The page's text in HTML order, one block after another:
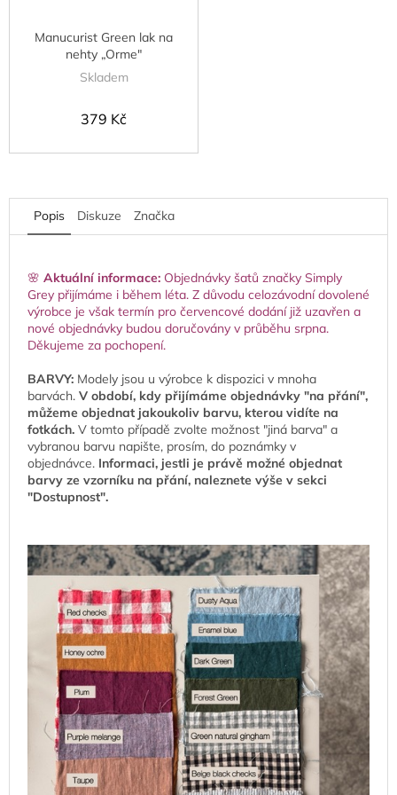
Manucurist Green lak na
nehty „Orme"
Skladem
379 Kč
Popis Diskuze Značka
🌸 Aktuální informace: Objednávky šatů značky Simply
Grey přijímáme i během léta. Z důvodu celozávodní dovolené
výrobce je však termín pro červencové dodání již uzavřen a
nové objednávky budou doručovány v průběhu srpna.
Děkujeme za pochopení.
BARVY: Modely jsou u výrobce k dispozici v mnoha
barvách. V období, kdy přijímáme objednávky "na přání",
můžeme objednat jakoukoliv barvu, kterou vidíte na
fotkách. V tomto případě zvolte možnost "jiná barva" a
vybranou barvu napište, prosím, do poznámky v
objednávce. Informaci, jestli je právě možné objednat
barvy ze vzorníku na přání, naleznete výše v sekci
"Dostupnost".